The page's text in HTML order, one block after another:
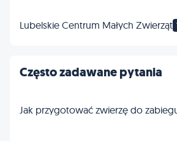
Lubelskie Centrum Małych Zwierząt
Często zadawane pytania
Jak przygotować zwierzę do